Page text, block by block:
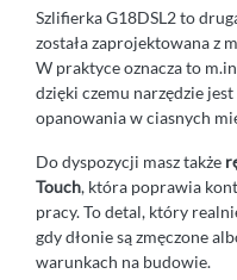
Szlifierka G18DSL2 to
została zaprojektowana z
W praktyce oznacza to
dzięki czemu narzędzie
opanowania w ciasnych
Do dyspozycji masz także
Touch, która poprawia
pracy. To detal, który
gdy dłonie są zmęczone
warunkach na budowie.